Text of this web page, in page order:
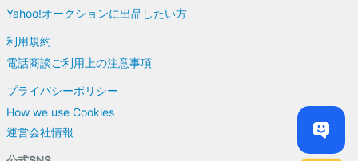
Yahoo!オークションに出品したい方
利用規約
電話商談ご利用上の注意事項
プライバシーポリシー
How we use Cookies
運営会社情報